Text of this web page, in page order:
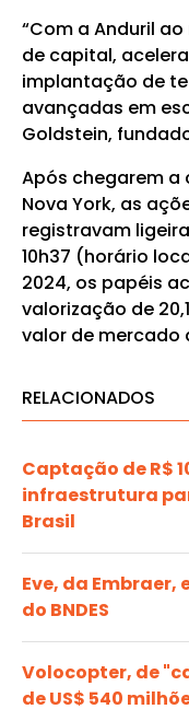
“Com a Anduril
de capital,
implantação de
avançadas em
Goldstein,
Após chegarem a
Nova York, as
registravam
10h37 (horário
2024, os papéis
valorização de
valor de mercado
RELACIONADOS
Captação de R$
infraestrutura
Brasil
Eve, da
do BNDES
Volocopter, de
de US$ 540